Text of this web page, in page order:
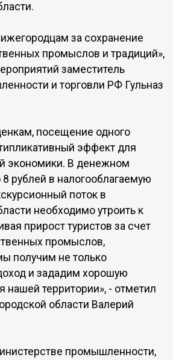
за сохранение
промыслов и традиций»,
заместитель
и торговли РФ Гульназ
посещение одного
эффект для
экономики. В денежном
рублей в налогооблагаемую
поток в
необходимо утроить к
прирост туристов за счет
промыслов,
получим не только
и зададим хорошую
нашей территории», - отметил
области Валерий
промышленности,